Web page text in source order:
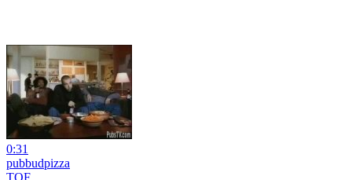
0:31
pubbudpizza